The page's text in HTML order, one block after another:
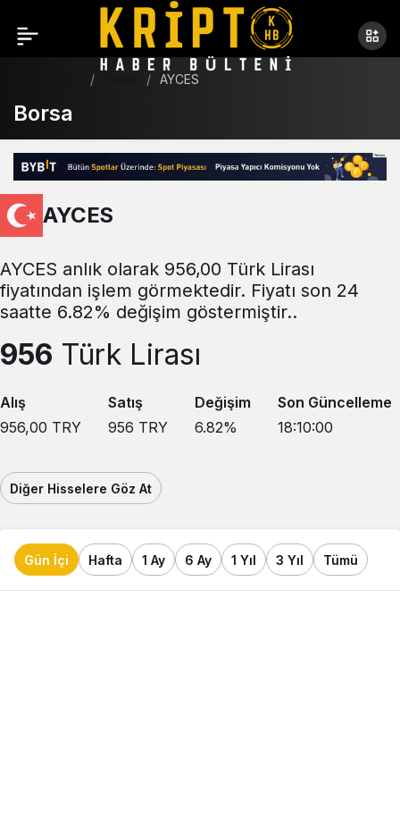
AYCES
Borsa
AYCES
AYCES anlık olarak 956,00 Türk Lirası
fiyatından işlem görmektedir. Fiyatı son 24
saatte 6.82% değişim göstermiştir..
956 Türk Lirası
Alış
956,00 TRY
Satış
956 TRY
Değişim
6.82%
Son Güncelleme
18:10:00
Diğer Hisselere Göz At
Gün İçi Hafta 1 Ay 6 Ay 1 Yıl 3 Yıl Tümü